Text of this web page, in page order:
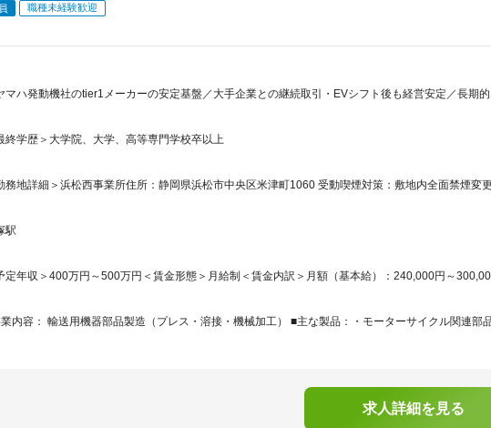
職種未経験歓迎
マハ発動機社のtier1メーカーの安定基盤／大手企業との継続取引・EVシフト後も経営安定／長期
終学歴＞大学院、大学、高等専門学校卒以上
務地詳細＞浜松西事業所住所：静岡県浜松市中央区米津町1060 受動喫煙対策：敷地内全面禁煙変
駅
定年収＞400万円～500万円＜賃金形態＞月給制＜賃金内訳＞月額（基本給）：240,000円～
内容： 輸送用機器部品製造（プレス・溶接・機械加工） ■主な製品：・モーターサイクル関連部
求人詳細を見る